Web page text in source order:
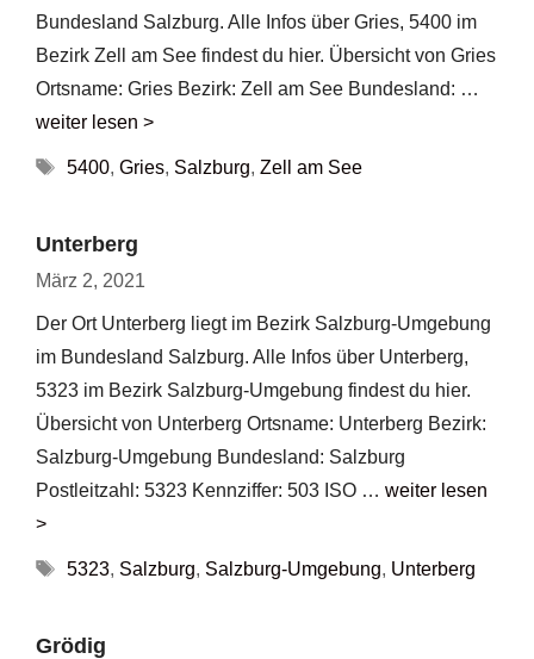
Bundesland Salzburg. Alle Infos über Gries, 5400 im
Bezirk Zell am See findest du hier. Übersicht von Gries
Ortsname: Gries Bezirk: Zell am See Bundesland: …
weiter lesen >
Schlagwörter
5400, Gries, Salzburg, Zell am See
Unterberg
März 2, 2021
Der Ort Unterberg liegt im Bezirk Salzburg-Umgebung
im Bundesland Salzburg. Alle Infos über Unterberg,
5323 im Bezirk Salzburg-Umgebung findest du hier.
Übersicht von Unterberg Ortsname: Unterberg Bezirk:
Salzburg-Umgebung Bundesland: Salzburg
Postleitzahl: 5323 Kennziffer: 503 ISO … weiter lesen
>
Schlagwörter
5323, Salzburg, Salzburg-Umgebung, Unterberg
Grödig